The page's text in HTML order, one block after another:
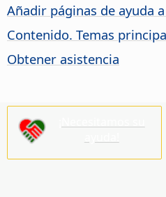
Añadir páginas de ayuda
Contenido. Temas
Obtener asistencia